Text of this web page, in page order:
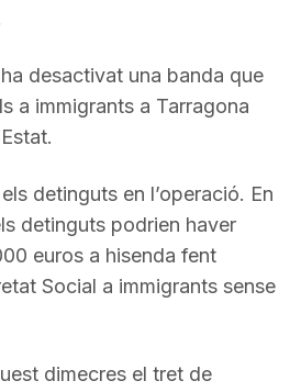
desactivat una banda que
a immigrants a Tarragona
detinguts en l’operació. En
detinguts podrien haver
euros a hisenda fent
Social a immigrants sense
dimecres el tret de